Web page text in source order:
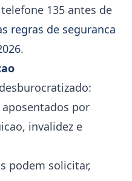
135 antes de
regras de seguranca
.
por
invalidez e
podem solicitar,